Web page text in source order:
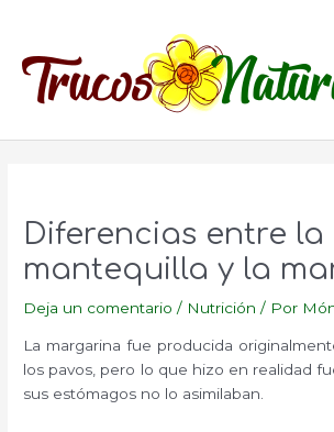
contenido
Diferencias entre la
mantequilla y la
Deja un comentario / Nutrición / Por
La margarina fue producida
los pavos, pero lo que hizo en realidad
sus estómagos no lo asimilaban.